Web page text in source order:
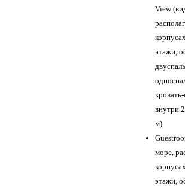
View
этажи,
внутри
м)
море,
этажи,